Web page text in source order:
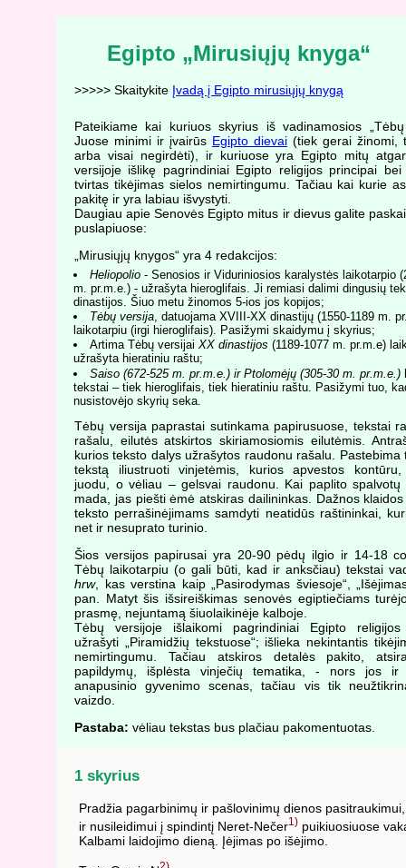
Egipto „Mirusiųjų knyga“
>>>>> Skaitykite Įvadą į Egipto mirusiųjų knygą
Pateikiame kai kuriuos skyrius iš vadinamosios „Tėbų
Juose minimi ir įvairūs Egipto dievai (tiek gerai žinomi,
arba visai negirdėti), ir kuriuose yra Egipto mitų
versijoje išlikę pagrindiniai Egipto religijos principai bei
tvirtas tikėjimas sielos nemirtingumu. Tačiau kai kurie
pakitę ir yra labiau išvystyti.
Daugiau apie Senovės Egipto mitus ir dievus galite
puslapiuose:
„Mirusiųjų knygos“ yra 4 redakcijos:
Heliopolio- Senosios ir Viduriniosios karalystės laikotarpio
m. pr.m.e.) - užrašyta hieroglifais. Ji remiasi dalimi dingusių
dinastijos. Šiuo metu žinomos 5-ios jos kopijos;
Tėbų versija, datuojama XVIII-XX dinastijų (1550-1189 m.
laikotarpiu (irgi hieroglifais). Pasižymi skaidymu į skyrius;
Artima Tėbų versijai XX dinastijos (1189-1077 m. pr.m.e)
užrašyta hieratiniu raštu;
Saiso (672-525 m. pr.m.e.) ir Ptolomėjų (305-30 m. pr.m.e.)
tekstai – tiek hieroglifais, tiek hieratiniu raštu. Pasižymi tuo,
nusistovėjo skyrių seka.
Tėbų versija paprastai sutinkama papirusuose, tekstai
rašalu, eilutės atskirtos skiriamosiomis eilutėmis.
kurios teksto dalys užrašytos raudonu rašalu. Pastebima
tekstą iliustruoti vinjetėmis, kurios apvestos kontūru,
juodu, o vėliau – gelsvai raudonu. Kai paplito spalvotų
mada, jas piešti ėmė atskiras dailininkas. Dažnos
teksto perrašinėjimams samdyti neatidūs raštininkai,
net ir nesuprato turinio.
Šios versijos papirusai yra 20-90 pėdų ilgio ir 14-18
Tėbų laikotarpiu (o gali būti, kad ir anksčiau) tekstai
hrw, kas verstina kaip „Pasirodymas šviesoje“,
pan. Matyt šis išsireiškimas senovės egiptiečiams
prasmę, nejuntamą šiuolaikinėje kalboje.
Tėbų versijoje išlaikomi pagrindiniai Egipto religijos
užrašyti „Piramidžių tekstuose“; išlieka nekintantis
nemirtingumu. Tačiau atskiros detalės pakito,
papildymų, išplėsta vinječių tematika, - nors jos ir
anapusinio gyvenimo scenas, tačiau vis tik
vaizdo.
Pastaba: vėliau tekstas bus plačiau pakomentuotas.
1 skyrius
Pradžia pagarbinimų ir pašlovinimų dienos
ir nusileidimui į spindintį Neret-Nečer1) puikiuosiuose
Kalbami laidojimo dieną. Įėjimas po išėjimo.